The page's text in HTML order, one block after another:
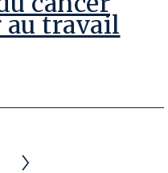
au travail